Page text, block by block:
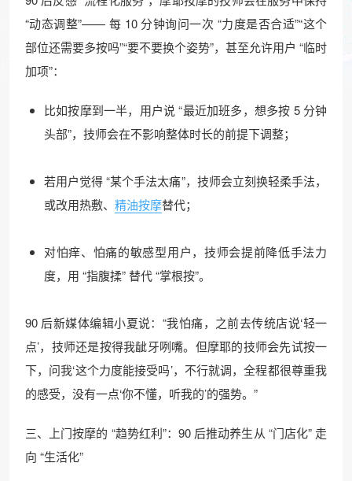
“动态调整”—— 每 10 分钟询问一次 “力度是否合适”“这个
部位还需要多按吗”“要不要换个姿势”，甚至允许用户 “临时
加项”：​
比如按摩到一半，用户说 “最近加班多，想多按 5 分钟
头部”，技师会在不影响整体时长的前提下调整；​
若用户觉得 “某个手法太痛”，技师会立刻换轻柔手法，
或改用热敷、 精油按摩替代；​
对怕痒、怕痛的敏感型用户，技师会提前降低手法力
度，用 “指腹揉” 替代 “掌根按”。​
90 后新媒体编辑小夏说：“我怕痛，之前去传统店说‘轻一
点’，技师还是按得我龇牙咧嘴。但摩耶的技师会先试按一
下，问我‘这个力度能接受吗’，不行就调，全程都很尊重我
的感受，没有一点‘你不懂，听我的’的强势。”​
三、上门按摩的 “趋势红利”：90 后推动养生从 “门店化” 走
向 “生活化”​